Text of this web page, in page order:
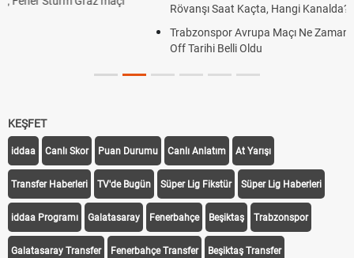
Rövanşı Saat Kaçta, Hangi Kanalda?
Trabzonspor Avrupa Maçı Ne Zaman? UEFA Avrupa Ligi Play-
KEŞFET
iddaa Canlı Skor Puan Durumu Canlı Anlatım At Yarışı
Transfer Haberleri TV'de Bugün Süper Lig Fikstür Süper Lig Haberleri
iddaa Programı Galatasaray Fenerbahçe Beşiktaş Trabzonspor
Galatasaray Transfer Fenerbahçe Transfer Beşiktaş Transfer